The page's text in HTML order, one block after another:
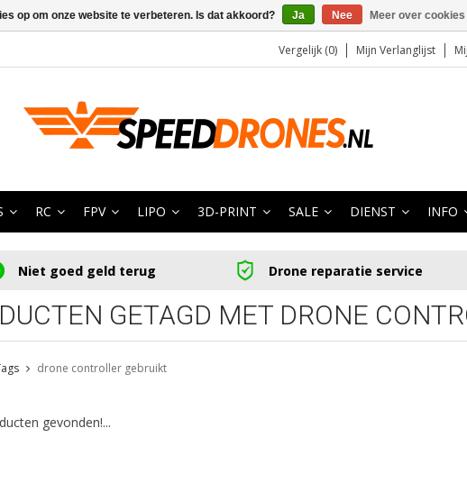
Vergelijk (0) Mijn Verlanglijst
RC FPV LIPO 3D-PRINT SALE DIENST INFO
Niet goed geld terug Drone reparatie service
GETAGD MET DRONE
drone controller gebruikt
gevonden!...
op om onze website te verbeteren. Is dat akkoord? Ja Nee Meer over cookies